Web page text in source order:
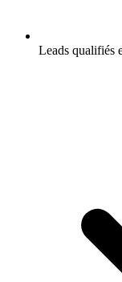
Leads qualifiés